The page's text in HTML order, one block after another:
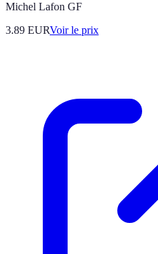
Michel Lafon GF
3.89 EURVoir le prix